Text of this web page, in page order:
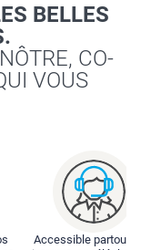
BELLES
CO-
VOUS
Accessible partout :